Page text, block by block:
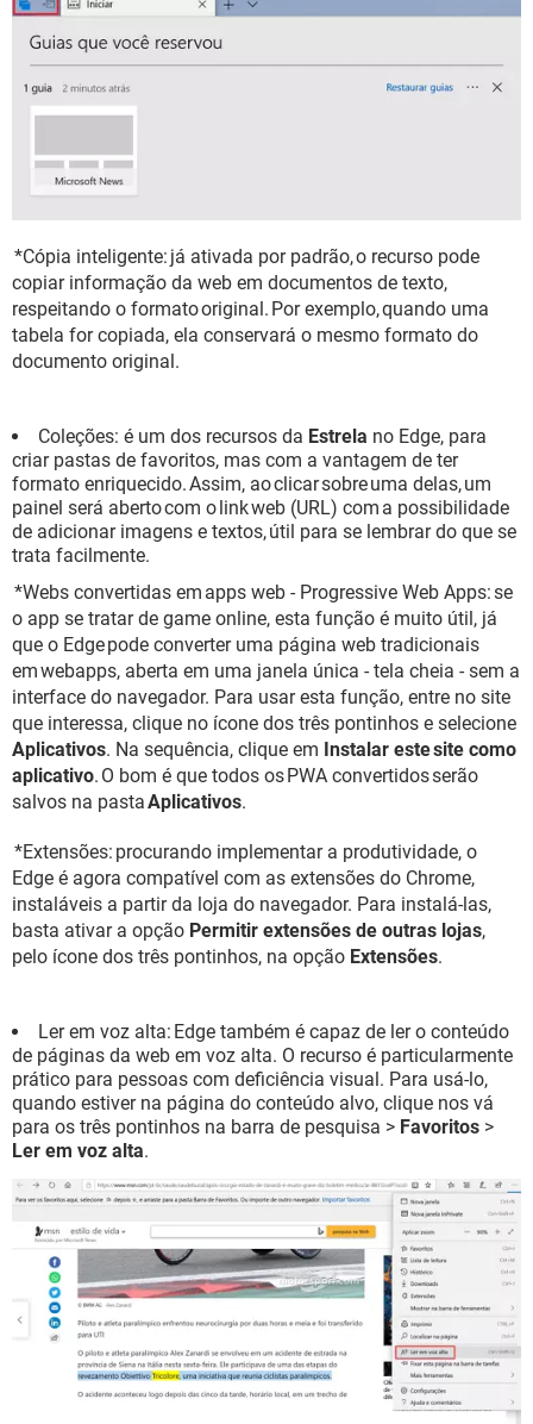
*Cópia inteligente: já ativada por padrão, o recurso pode
copiar informação da web em documentos de texto,
respeitando o formato original. Por exemplo, quando uma
tabela for copiada, ela conservará o mesmo formato do
documento original.
Coleções: é um dos recursos da Estrela no Edge, para
criar pastas de favoritos, mas com a vantagem de ter
formato enriquecido. Assim, ao clicar sobre uma delas, um
painel será aberto com o link web (URL) com a possibilidade
de adicionar imagens e textos, útil para se lembrar do que se
trata facilmente.
*Webs convertidas em apps web - Progressive Web Apps: se
o app se tratar de game online, esta função é muito útil, já
que o Edge pode converter uma página web tradicionais
em webapps, aberta em uma janela única - tela cheia - sem a
interface do navegador. Para usar esta função, entre no site
que interessa, clique no ícone dos três pontinhos e selecione
Aplicativos. Na sequência, clique em Instalar este site como
aplicativo. O bom é que todos os PWA convertidos serão
salvos na pastaAplicativos.
*Extensões: procurando implementar a produtividade, o
Edge é agora compatível com as extensões do Chrome,
instaláveis a partir da loja do navegador. Para instalá-las,
basta ativar a opção Permitir extensões de outras lojas,
pelo ícone dos três pontinhos, na opção Extensões.
Ler em voz alta: Edge também é capaz de ler o conteúdo
de páginas da web em voz alta. O recurso é particularmente
prático para pessoas com deficiência visual. Para usá-lo,
quando estiver na página do conteúdo alvo, clique nos vá
para os três pontinhos na barra de pesquisa > Favoritos >
Ler em voz alta.